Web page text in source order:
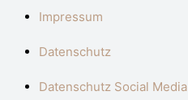
Impressum
Datenschutz
Datenschutz Social Media